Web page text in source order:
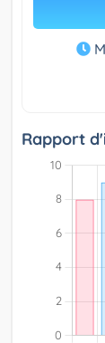
Rapport